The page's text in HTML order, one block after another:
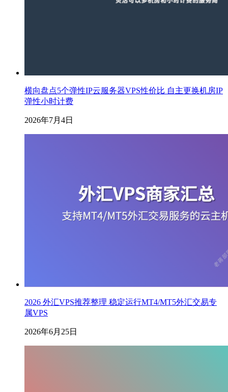
横向盘点5个弹性IP云服务器VPS性价比 自主更换机房IP
弹性小时计费
2026年7月4日
2026 外汇VPS推荐整理 稳定运行MT4/MT5外汇交易专
属VPS
2026年6月25日